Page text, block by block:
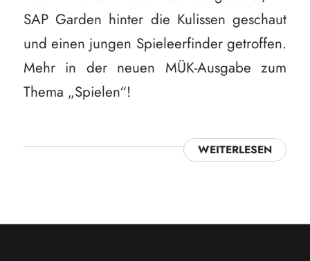
SAP Garden hinter die Kulissen geschaut
und einen jungen Spieleerfinder getroffen.
Mehr in der neuen MÜK-Ausgabe zum
Thema „Spielen“!
WEITERLESEN